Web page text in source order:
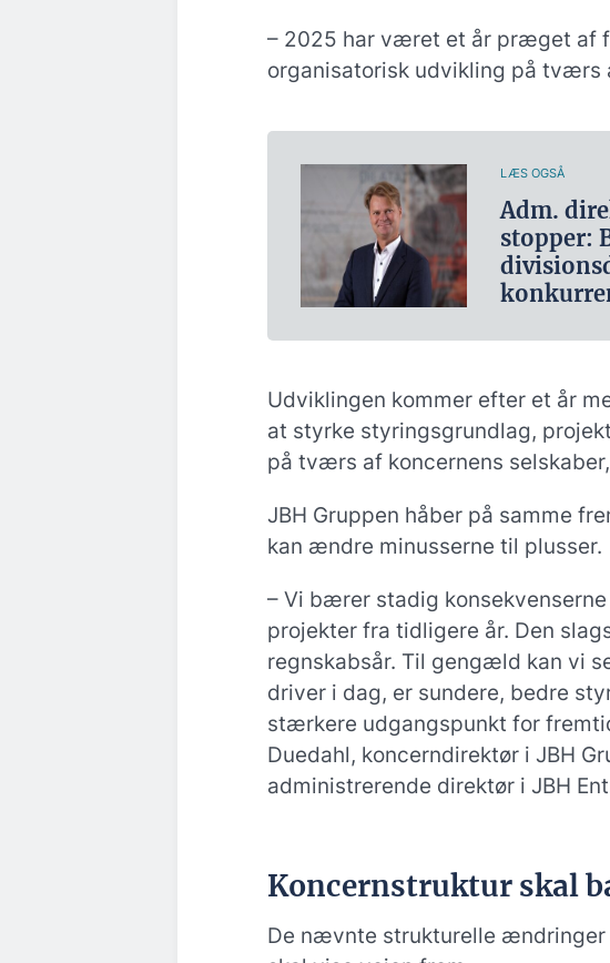
– 2025 har været et år præget af
organisatorisk udvikling på tværs
LÆS OGSÅ
Adm.
stopper:
Udviklingen kommer efter et år
at styrke styringsgrundlag,
på tværs af koncernens
JBH Gruppen håber på samme
kan ændre minusserne til plusser.
– Vi bærer stadig
projekter fra tidligere år. Den
regnskabsår. Til gengæld kan vi
driver i dag, er sundere, bedre
stærkere udgangspunkt for
Duedahl, koncerndirektør i JBH
administrerende direktør i JBH
Koncernstruktur skal
De nævnte strukturelle ændringer